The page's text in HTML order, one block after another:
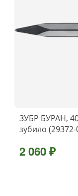
ЗУБР БУРАН,
зубило (29372-
2 060 ₽